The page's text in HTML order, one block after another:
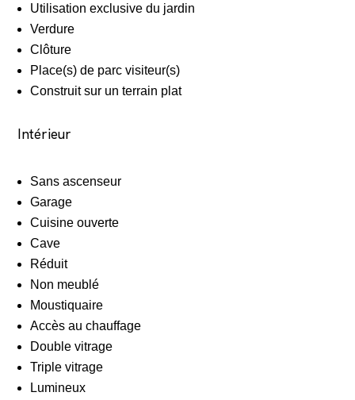
Utilisation exclusive du jardin
Verdure
Clôture
Place(s) de parc visiteur(s)
Construit sur un terrain plat
Intérieur
Sans ascenseur
Garage
Cuisine ouverte
Cave
Réduit
Non meublé
Moustiquaire
Accès au chauffage
Double vitrage
Triple vitrage
Lumineux